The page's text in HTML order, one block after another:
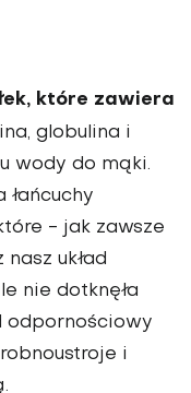
które zawiera
globulina i
wody do mąki.
łańcuchy
- jak zawsze
układ
nie dotknęła
odpornościowy
i